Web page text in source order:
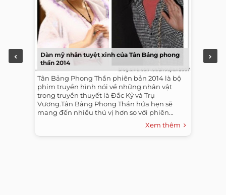
Dàn mỹ nhân tuyệt xinh của Tân Bảng phong
thần 2014
Tân Bảng Phong Thần phiên bản 2014 là bộ
phim truyền hình nói về những nhân vật
trong truyền thuyết là Đắc Kỷ và Trụ
Vương.Tân Bảng Phong Thần hứa hẹn sẽ
mang đến nhiều thú vị hơn so với phiên...
Xem thêm